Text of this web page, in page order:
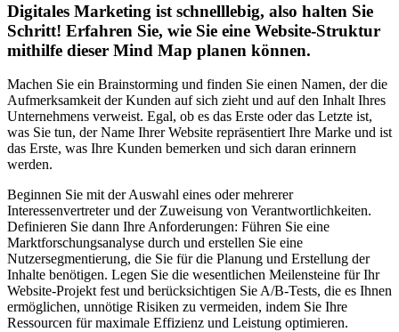
Digitales Marketing ist schnelllebig, also halten Sie
Schritt! Erfahren Sie, wie Sie eine Website-Struktur
mithilfe dieser Mind Map planen können.
Machen Sie ein Brainstorming und finden Sie einen Namen, der die
Aufmerksamkeit der Kunden auf sich zieht und auf den Inhalt Ihres
Unternehmens verweist. Egal, ob es das Erste oder das Letzte ist,
was Sie tun, der Name Ihrer Website repräsentiert Ihre Marke und ist
das Erste, was Ihre Kunden bemerken und sich daran erinnern
werden.
Beginnen Sie mit der Auswahl eines oder mehrerer
Interessenvertreter und der Zuweisung von Verantwortlichkeiten.
Definieren Sie dann Ihre Anforderungen: Führen Sie eine
Marktforschungsanalyse durch und erstellen Sie eine
Nutzersegmentierung, die Sie für die Planung und Erstellung der
Inhalte benötigen. Legen Sie die wesentlichen Meilensteine für Ihr
Website-Projekt fest und berücksichtigen Sie A/B-Tests, die es Ihnen
ermöglichen, unnötige Risiken zu vermeiden, indem Sie Ihre
Ressourcen für maximale Effizienz und Leistung optimieren.